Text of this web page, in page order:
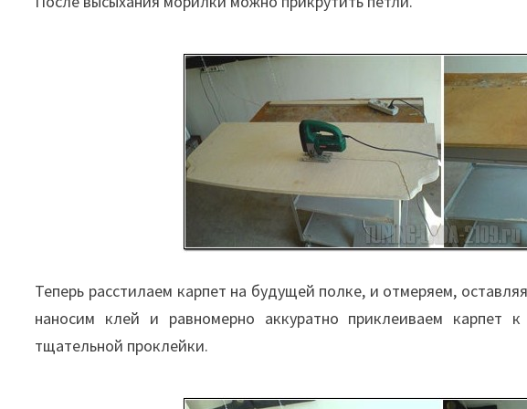
Теперь расстилаем карпет на будущей полке, и отмеряем,
наносим клей и равномерно аккуратно приклеиваем карпет
тщательной проклейки.